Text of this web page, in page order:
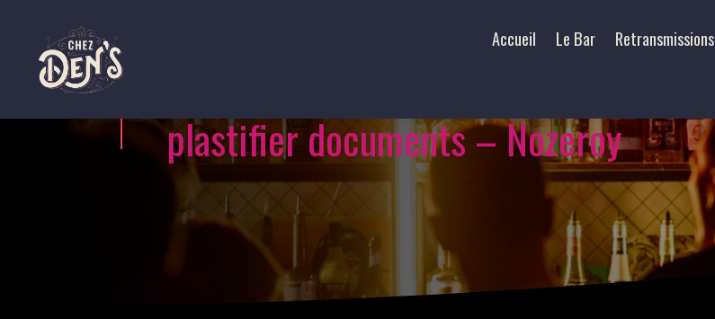
Accueil Le Bar Retransmissions
plastifier documents – Nozeroy